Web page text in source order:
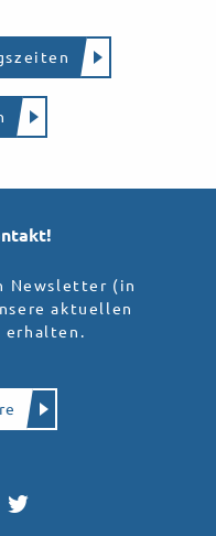
Newsletter (in
aktuellen
erhalten.